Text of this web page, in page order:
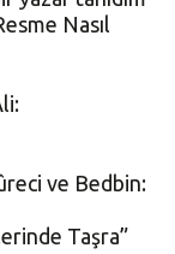
Nasıl
ve Bedbin:
Taşra”